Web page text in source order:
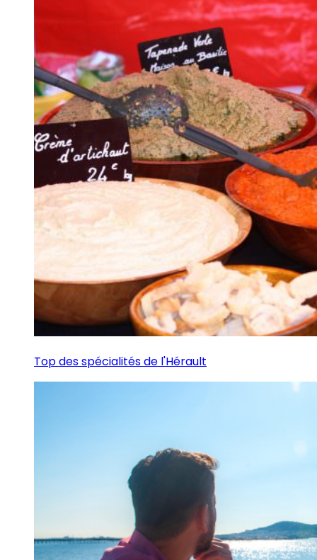
Top des spécialités de l'Hérault